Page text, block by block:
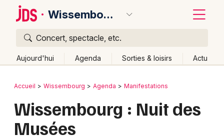
Wissembourg
Concert, spectacle, etc.
Aujourd'hui Agenda Sorties & loisirs Actu
Publier un événement
Bordeaux
Colmar
Retour
Accueil Wissembourg Agenda Manifestations
Wissembourg : Nuit des
Musées
Quoi ?
Où ?
Partout
Près de moi Changer de lieu
Quand ?